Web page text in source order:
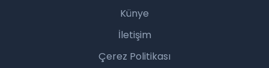
Künye
İletişim
Çerez Politikası